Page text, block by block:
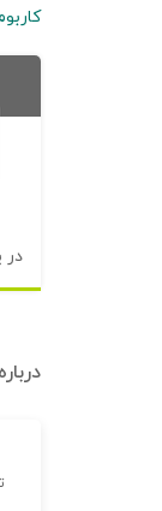
در
درباره